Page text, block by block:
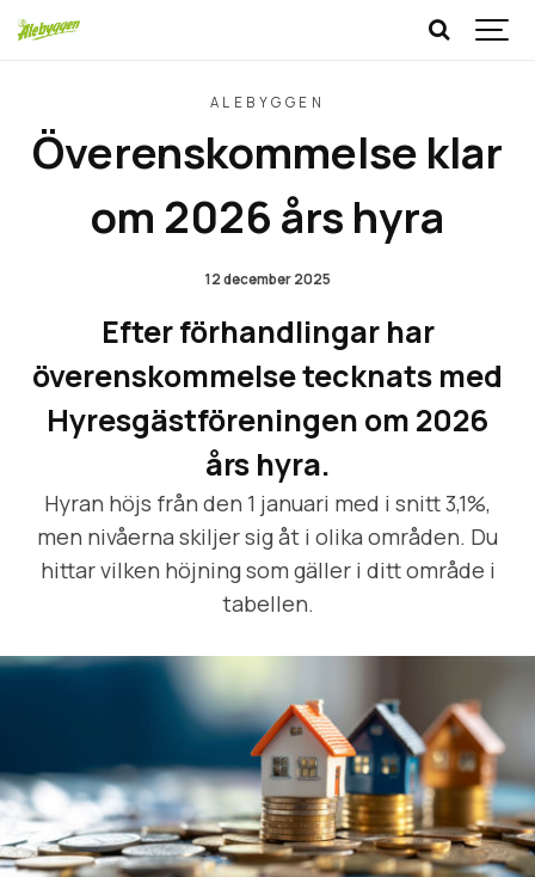
ALEBYGGEN
Överenskommelse klar
om 2026 års hyra
12 december 2025
Efter förhandlingar har
överenskommelse tecknats med
Hyresgästföreningen om 2026
års hyra.
Hyran höjs från den 1 januari med i snitt 3,1%,
men nivåerna skiljer sig åt i olika områden. Du
hittar vilken höjning som gäller i ditt område i
tabellen.